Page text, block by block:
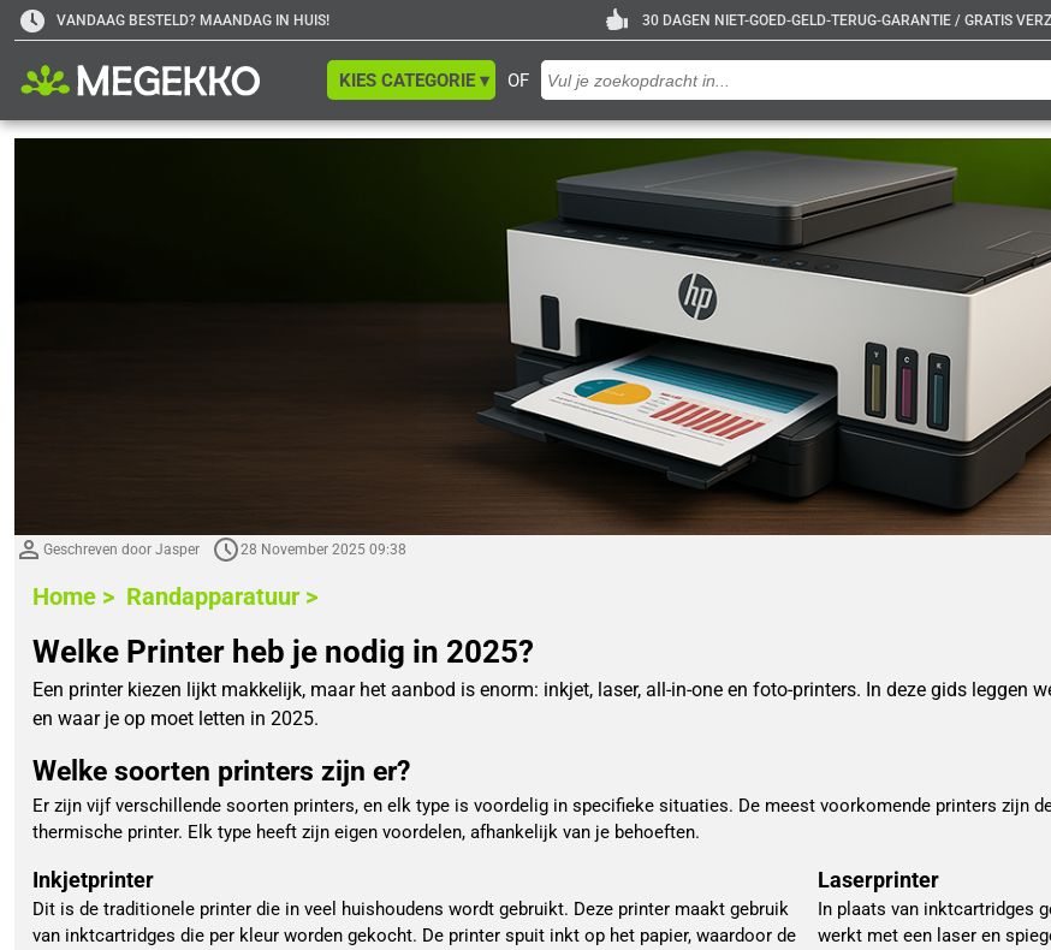
VANDAAG BESTELD? MAANDAG IN HUIS! 30 DAGEN NIET-GOED-GELD-TERUG-GARANTIE / GRATIS
OF
KIES CATEGORIE ▾
Geschreven door Jasper 28 November 2025 09:38
Home > Randapparatuur >
Welke Printer heb je nodig in 2025?
Een printer kiezen lijkt makkelijk, maar het aanbod is enorm: inkjet, laser, all-in-one en foto-printers. In deze gids leggen
en waar je op moet letten in 2025.
Welke soorten printers zijn er?
Er zijn vijf verschillende soorten printers, en elk type is voordelig in specifieke situaties. De meest voorkomende printers zijn
thermische printer. Elk type heeft zijn eigen voordelen, afhankelijk van je behoeften.
Inkjetprinter
Dit is de traditionele printer die in veel huishoudens wordt gebruikt. Deze printer maakt gebruik
van inktcartridges die per kleur worden gekocht. De printer spuit inkt op het papier, waardoor de
Laserprinter
In plaats van inktcartridges
werkt met een laser en